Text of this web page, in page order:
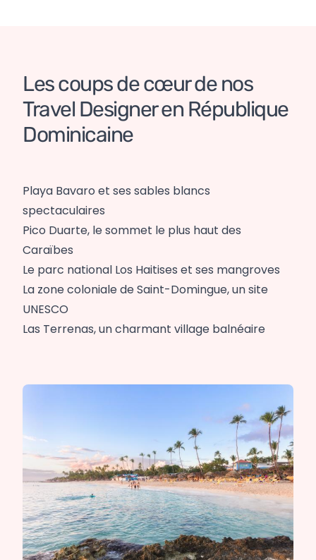
Les coups de cœur de nos
Travel Designer en République
Dominicaine
Playa Bavaro et ses sables blancs
spectaculaires
Pico Duarte, le sommet le plus haut des
Caraïbes
Le parc national Los Haitises et ses mangroves
La zone coloniale de Saint-Domingue, un site
UNESCO
Las Terrenas, un charmant village balnéaire